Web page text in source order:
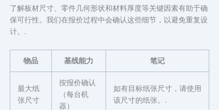
了解板材尺寸、零件几何形状和材料厚度等关键因素有助于确
保可行性。我们在报价过程中会确认这些细节，以避免重复设
计。.
物品 基线能力 笔记
最大纸
张尺寸
按报价确认
（每台机
器）
如有目标纸张尺寸，请使用
该尺寸的纸张。.